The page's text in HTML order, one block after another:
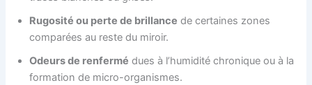
Rugosité ou perte de brillance de certaines zones
comparées au reste du miroir.
Odeurs de renfermé dues à l’humidité chronique ou à la
formation de micro-organismes.